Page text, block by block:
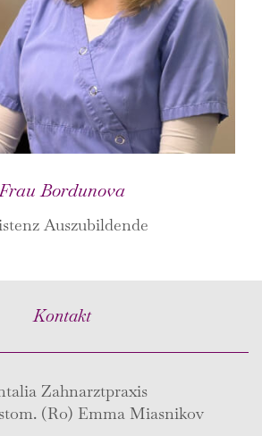
Bordunova
Auszubildende
Kontakt
Zahnarztpraxis
(Ro) Emma Miasnikov